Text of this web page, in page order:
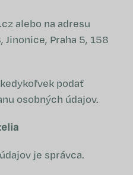
alebo na adresu
Praha 5, 158
podať
osobných údajov.
je správca.